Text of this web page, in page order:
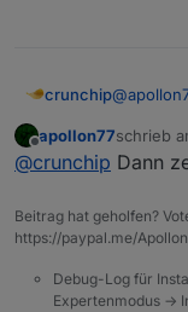
crunchip@
Das ist
gelöscht
apollon77schrieb
zuletzt
@crunchip Dann
Beitrag hat geholfen?
https://paypal.me/
Debug-Log für
Expertenmodus ->